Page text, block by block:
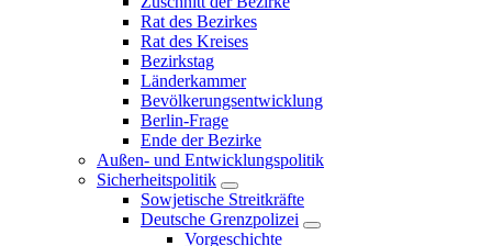
Rat des Bezirkes
Rat des Kreises
Bezirkstag
Länderkammer
Bevölkerungsentwicklung
Berlin-Frage
Ende der Bezirke
Außen- und Entwicklungspolitik
Sicherheitspolitik
Sowjetische Streitkräfte
Deutsche Grenzpolizei
Vorgeschichte